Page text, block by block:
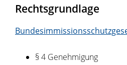
Rechtsgrundlage
§ 4 Genehmigung